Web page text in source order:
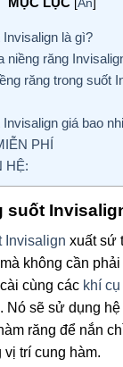
[Ẩn]
là gì?
răng
răng trong suốt
giá bao
PHÍ
HỆ:
suốt
Invisalign xuất sứ
không cần
cùng các khí
Nó sẽ sử dụng
răng để nắn
vị trí cung hàm.